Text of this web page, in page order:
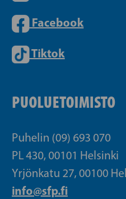
Facebook
Tiktok
PUOLUETOIMISTO
Puhelin (09) 693 070
PL 430, 00101 Helsinki
Yrjönkatu 27, 00100
info@sfp.fi